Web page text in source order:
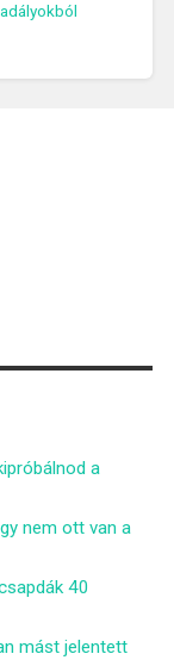
a
nem ott van a
40
mást jelentett